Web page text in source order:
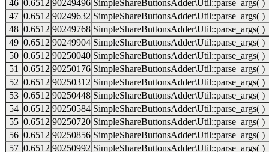
46 0.6512 90249496 SimpleShareButtonsAdder\Util::parse_args( )
47 0.6512 90249632 SimpleShareButtonsAdder\Util::parse_args( )
48 0.6512 90249768 SimpleShareButtonsAdder\Util::parse_args( )
49 0.6512 90249904 SimpleShareButtonsAdder\Util::parse_args( )
50 0.6512 90250040 SimpleShareButtonsAdder\Util::parse_args( )
51
0.6512 90250176 SimpleShareButtonsAdder\Util::parse_args( )
52 0.6512 90250312 SimpleShareButtonsAdder\Util::parse_args( )
53 0.6512 90250448 SimpleShareButtonsAdder\Util::parse_args( )
54 0.6512 90250584 SimpleShareButtonsAdder\Util::parse_args( )
55 0.6512 90250720 SimpleShareButtonsAdder\Util::parse_args( )
56 0.6512 90250856 SimpleShareButtonsAdder\Util::parse_args( )
57 0.6512 90250992 SimpleShareButtonsAdder\Util::parse_args( )